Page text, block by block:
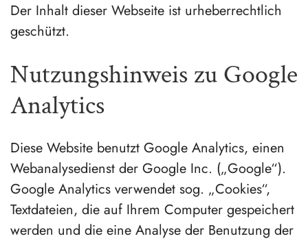
Der Inhalt dieser Webseite ist urheberrechtlich
geschützt.
Nutzungshinweis zu Google
Analytics
Diese Website benutzt Google Analytics, einen
Webanalysedienst der Google Inc. („Google“).
Google Analytics verwendet sog. „Cookies“,
Textdateien, die auf Ihrem Computer gespeichert
werden und die eine Analyse der Benutzung der